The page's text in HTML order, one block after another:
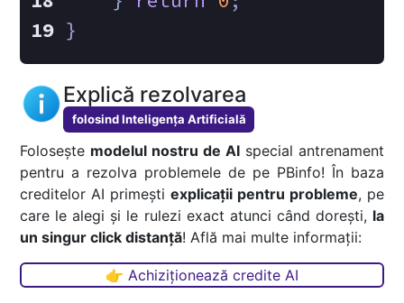
}
Explică rezolvarea
folosind Inteligența Artificială
Folosește modelul nostru de AIspecial antrenament
pentru a rezolva problemele de pe PBinfo! În baza
creditelor AI primești explicații pentru probleme, pe
care le alegi și le rulezi exact atunci când dorești, la
un singur click distanță! Află mai multe informații:
👉 Achiziționează credite AI